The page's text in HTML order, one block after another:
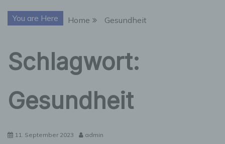
You are Here Home Gesundheit
Schlagwort:
Gesundheit
11. September 2023 admin